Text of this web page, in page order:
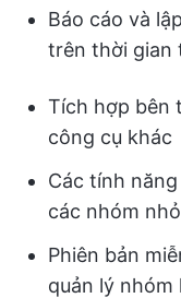
Báo cáo và
trên thời gian
Tích hợp bên
công cụ khác
Các tính
các nhóm
Phiên bản
quản lý nhóm